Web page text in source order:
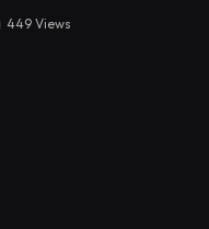
449 Views